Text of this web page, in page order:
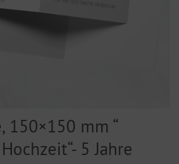
150×150 mm “
5 Jahre